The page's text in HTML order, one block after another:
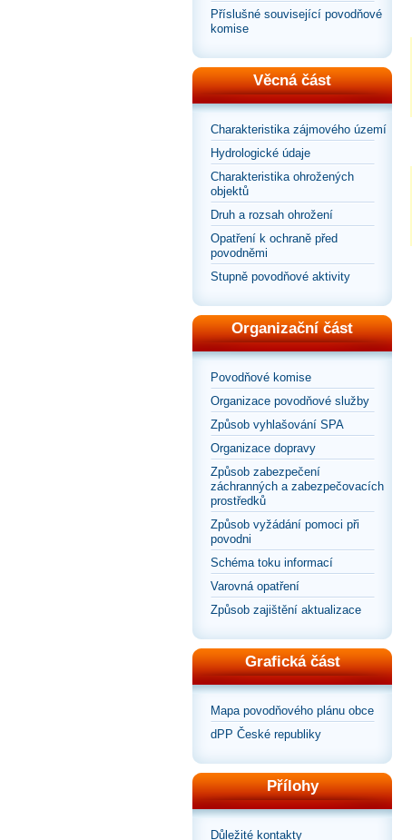
Příslušné související povodňové
komise
Věcná část
Charakteristika zájmového území
Hydrologické údaje
Charakteristika ohrožených
objektů
Druh a rozsah ohrožení
Opatření k ochraně před
povodněmi
Stupně povodňové aktivity
Organizační část
Povodňové komise
Organizace povodňové služby
Způsob vyhlašování SPA
Organizace dopravy
Způsob zabezpečení
záchranných a zabezpečovacích
prostředků
Způsob vyžádání pomoci při
povodni
Schéma toku informací
Varovná opatření
Způsob zajištění aktualizace
Grafická část
Mapa povodňového plánu obce
dPP České republiky
Přílohy
Důležité kontakty